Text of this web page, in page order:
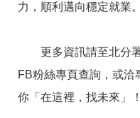
力，順利邁向穩定就業。
更多資訊請至北分署
FB粉絲專頁查詢，或
你「在這裡，找未來」！